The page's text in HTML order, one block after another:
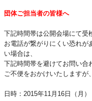
団体ご担当者の皆様へ
下記時間帯は公開会場にて受
お電話が繋がりにくい恐れが
い場合は、
下記時間帯を避けてお問い合
ご不便をおかけいたしますが
日時：2015年11月16日（月